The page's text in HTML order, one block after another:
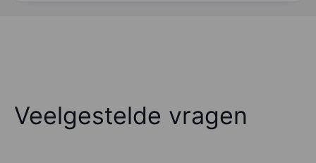
Veelgestelde vragen